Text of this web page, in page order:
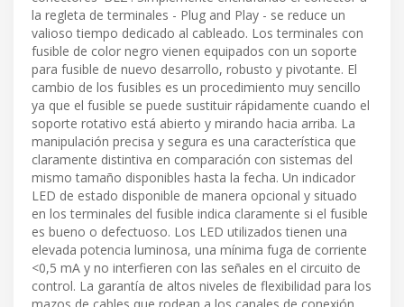
la regleta de terminales - Plug and Play - se reduce un
valioso tiempo dedicado al cableado. Los terminales con
fusible de color negro vienen equipados con un soporte
para fusible de nuevo desarrollo, robusto y pivotante. El
cambio de los fusibles es un procedimiento muy sencillo
ya que el fusible se puede sustituir rápidamente cuando el
soporte rotativo está abierto y mirando hacia arriba. La
manipulación precisa y segura es una característica que
claramente distintiva en comparación con sistemas del
mismo tamaño disponibles hasta la fecha. Un indicador
LED de estado disponible de manera opcional y situado
en los terminales del fusible indica claramente si el fusible
es bueno o defectuoso. Los LED utilizados tienen una
elevada potencia luminosa, una mínima fuga de corriente
<0,5 mA y no interfieren con las señales en el circuito de
control. La garantía de altos niveles de flexibilidad para los
mazos de cables que rodean a los canales de conexión